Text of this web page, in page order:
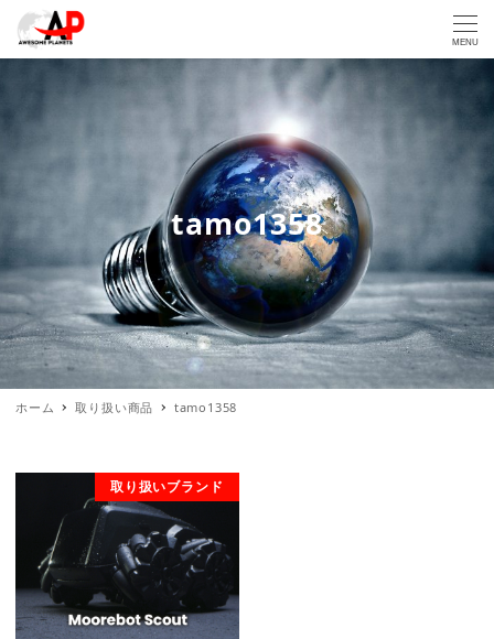
MENU
tamo1358
ホーム 取り扱い商品 tamo1358
取り扱いブランド